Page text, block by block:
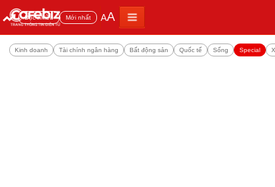
Đọc nhiều Mới nhất AA
Kinh doanh Tài chính ngân hàng Bất động sản Quốc tế Sống Special